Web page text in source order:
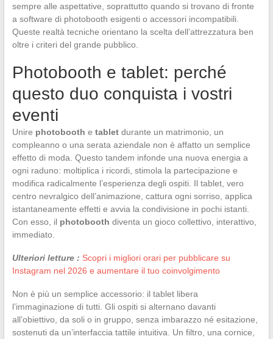
sempre alle aspettative, soprattutto quando si trovano di fronte
a software di photobooth esigenti o accessori incompatibili.
Queste realtà tecniche orientano la scelta dell’attrezzatura ben
oltre i criteri del grande pubblico.
Photobooth e tablet: perché
questo duo conquista i vostri
eventi
Unire photobooth e tabletdurante un matrimonio, un
compleanno o una serata aziendale non è affatto un semplice
effetto di moda. Questo tandem infonde una nuova energia a
ogni raduno: moltiplica i ricordi, stimola la partecipazione e
modifica radicalmente l’esperienza degli ospiti. Il tablet, vero
centro nevralgico dell’animazione, cattura ogni sorriso, applica
istantaneamente effetti e avvia la condivisione in pochi istanti.
Con esso, il photobooth diventa un gioco collettivo, interattivo,
immediato.
Ulteriori letture : Scopri i migliori orari per pubblicare su
Instagram nel 2026 e aumentare il tuo coinvolgimento
Non è più un semplice accessorio: il tablet libera
l’immaginazione di tutti. Gli ospiti si alternano davanti
all’obiettivo, da soli o in gruppo, senza imbarazzo né esitazione,
sostenuti da un’interfaccia tattile intuitiva. Un filtro, una cornice,